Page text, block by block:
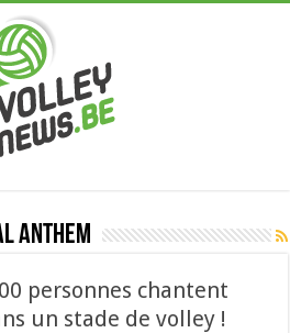
anthem
personnes chantent
un stade de volley !